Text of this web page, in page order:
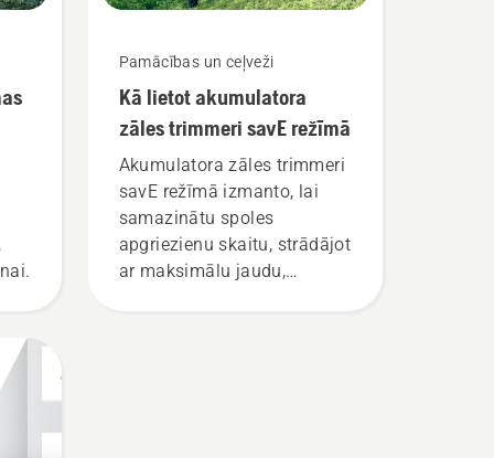
Pamācības un ceļveži
Kā lietot akumulatora
zāles trimmeri savE režīmā
Akumulatora zāles trimmeri
savE režīmā izmanto, lai
samazinātu spoles
apgriezienu skaitu, strādājot
ar maksimālu jaudu,